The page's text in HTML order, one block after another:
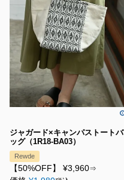
ジャガード×キャンパストートバ
ッグ（1R18-BA03）
Rewde
【50%OFF】 ¥3,960⇒